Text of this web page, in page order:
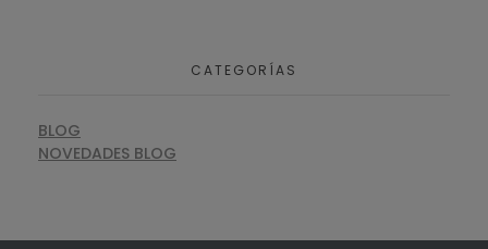
CATEGORÍAS
BLOG
NOVEDADES BLOG